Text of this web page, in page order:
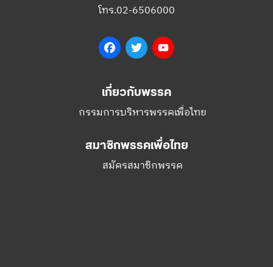
เกี่ยวกับพรรค
สมาชิกพรรคเพื่อไทย
สมัครสมาชิกพรรค